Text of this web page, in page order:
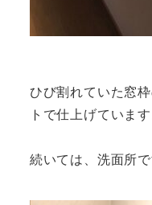
ひび割れていた窓
トで仕上げています
続いては、洗面所で